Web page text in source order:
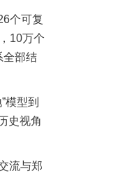
个可复
10万个
全部结
模型到
史视角
流与郑